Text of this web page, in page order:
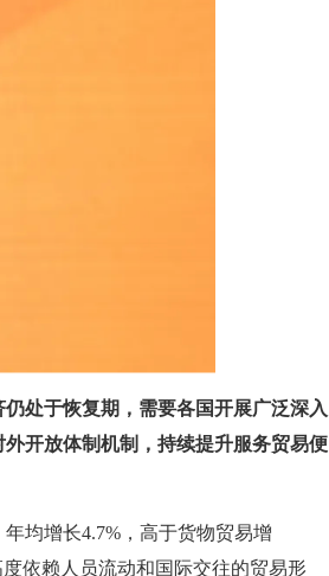
处于恢复期，需要各国开展广泛深入
开放体制机制，持续提升服务贸易便
均增长4.7%，高于货物贸易增
依赖人员流动和国际交往的贸易形